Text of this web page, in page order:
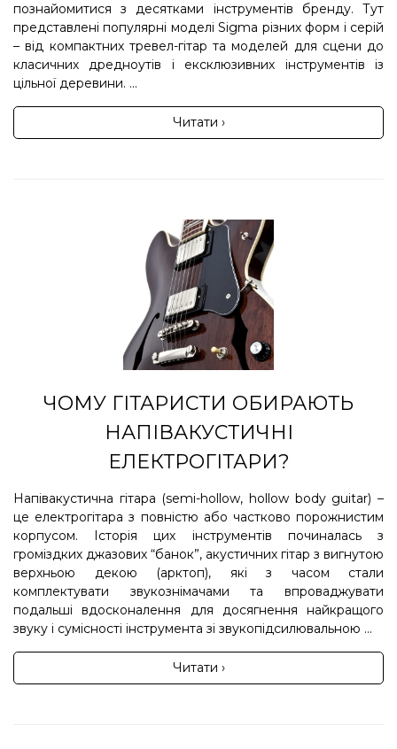
познайомитися з десятками інструментів бренду. Тут
представлені популярні моделі Sigma різних форм і серій
– від компактних тревел-гітар та моделей для сцени до
класичних дредноутів і ексклюзивних інструментів із
цільної деревини. ...
Читати ›
ЧОМУ ГІТАРИСТИ ОБИРАЮТЬ
НАПІВАКУСТИЧНІ
ЕЛЕКТРОГІТАРИ?
Напівакустична гітара (semi-hollow, hollow body guitar) –
це електрогітара з повністю або частково порожнистим
корпусом. Історія цих інструментів починалась з
громіздких джазових “банок”, акустичних гітар з вигнутою
верхньою декою (арктоп), які з часом стали
комплектувати звукознімачами та впроваджувати
подальші вдосконалення для досягнення найкращого
звуку і сумісності інструмента зі звукопідсилювальною ...
Читати ›